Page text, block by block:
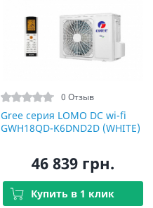
0 Отзыв
Gree серия LOMO DC wi-fi
GWH18QD-K6DND2D (WHITE)
46 839 грн.
Купить в 1 клик